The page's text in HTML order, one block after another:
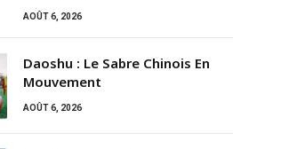
AOÛT 6, 2026
Daoshu : Le Sabre Chinois En
Mouvement
AOÛT 6, 2026